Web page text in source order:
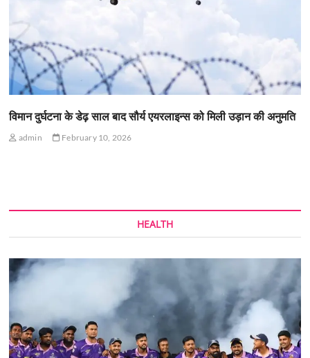
विमान दुर्घटना के डेढ़ साल बाद सौर्य एयरलाइन्स को मिली उड़ान की अनुमति
admin February 10, 2026
HEALTH